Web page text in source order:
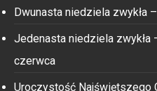
Dwunasta niedziela zwykła
Jedenasta niedziela zwykła
czerwca
Uroczystość Najświętszego